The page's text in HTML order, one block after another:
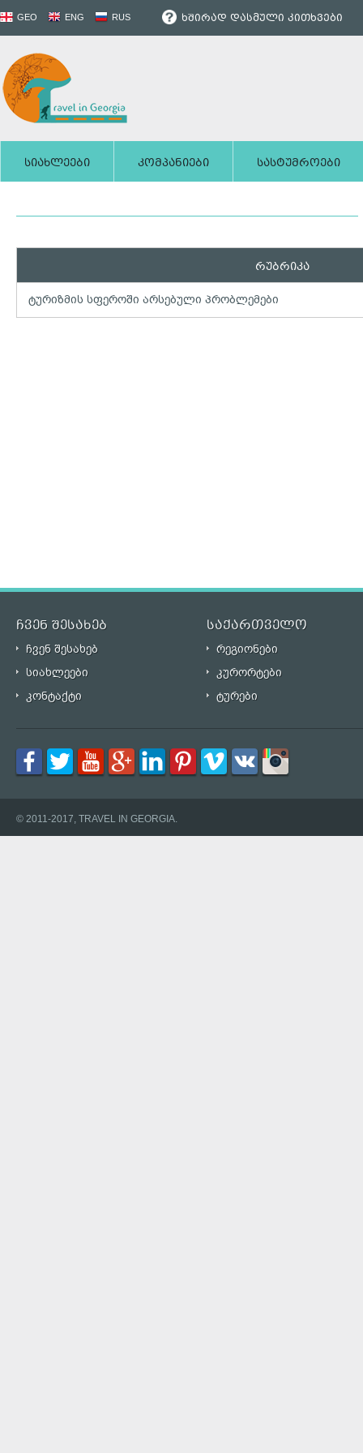
GEO ENG RUS ხშირად დასმული კითხვები
სიახლეები კომპანიები სასტუმროები
რუბრიკა
ტურიზმის სფეროში არსებული პრობლემები
ჩვენ შესახებ საქართველო
ჩვენ შესახებ
რეგიონები
სიახლეები
კურორტები
კონტაქტი
ტურები
© 2011-2017, TRAVEL IN GEORGIA.